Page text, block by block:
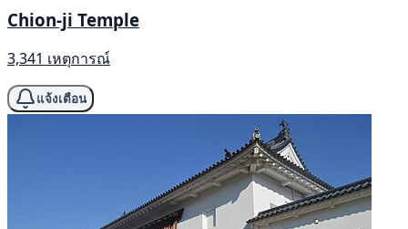
Chion-ji Temple
3,341 เหตุการณ์
แจ้งเตือน